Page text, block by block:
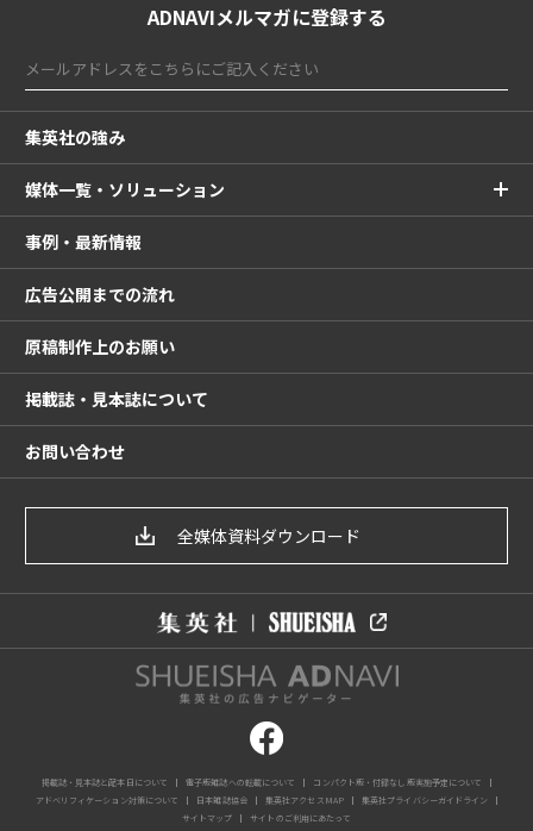
ADNAVIメルマガに登録する
集英社の強み
媒体一覧・ソリューション
事例・最新情報
広告公開までの流れ
原稿制作上のお願い
掲載誌・見本誌について
お問い合わせ
全媒体資料ダウンロード
掲載誌・見本誌と配本日について 電子版雑誌への転載について
コンパクト版・付録なし版実施予定について
アドベリフィケーション対策について
日本雑誌協会 集英社アクセスMAP
集英社プライバシーガイドライン
サイトマップ
サイトのご利用にあたって